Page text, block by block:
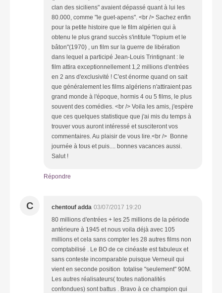
clan des siciliens" avaient dépassé quant à lui les
80.000, comme "le guet-apens". <br /> Sachez enfin
pour la petite histoire que le film algérien qui à
obtenu le plus grand succès s'intitule "l'opium et le
bâton"(1970) , un film sur la guerre de libération
dans lequel a participé Jean-Louis Trintignant : le
film attira exceptionnellement 1,2 millions d'entrées
en 2 ans d'exclusivité ! C'est énorme quand on sait
que généralement les films algériens n'attiraient pas
grand monde à l'époque, hormis 4 ou 5 films, le plus
souvent des comédies. <br /> Voila les amis, j'espère
que ces quelques statistique que j'ai mis du temps à
trouver vous auront intéressé et susciteront vos
commentaires. Au plaisir de vous lire.<br /> Bonne
journée à tous et puis.... bonnes vacances aussi.
Salut !
Répondre
C chentouf adda 03/07/2017 19:20
80 millions d'entrées + les 25 millions de la période
antérieure à 1945 et nous voila déjà avec 105
millions et cela sans compter les 28 autres films non
comptabilisé . Le BO de ce cinéaste est fabuleux et
sans conteste incomparable puisque Verneuil qui
vient en seconde position totalise "seulement" 90M.
Les autres réalisateurs( toutes nationalités
confondues) sont battus . Bravo à ce champion qui